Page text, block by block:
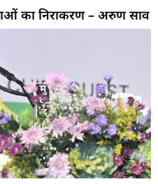
का निराकरण – अरुण साव